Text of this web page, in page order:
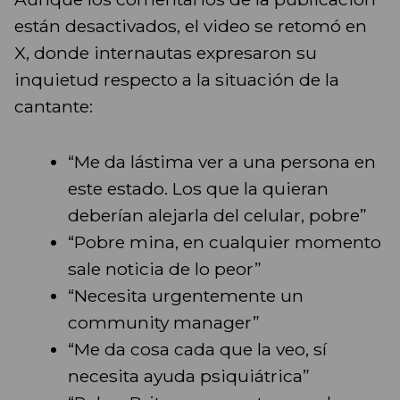
están desactivados, el video se retomó en
X, donde internautas expresaron su
inquietud respecto a la situación de la
cantante:
“Me da lástima ver a una persona en
este estado. Los que la quieran
deberían alejarla del celular, pobre”
“Pobre mina, en cualquier momento
sale noticia de lo peor”
“Necesita urgentemente un
community manager”
“Me da cosa cada que la veo, sí
necesita ayuda psiquiátrica”